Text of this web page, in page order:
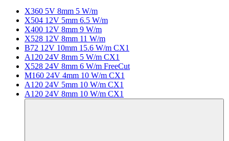
X360 5V 8mm 5 W/m
X504 12V 5mm 6.5 W/m
X400 12V 8mm 9 W/m
X528 12V 8mm 11 W/m
B72 12V 10mm 15.6 W/m CX1
A120 24V 8mm 5 W/m CX1
X528 24V 8mm 6 W/m FreeCut
M160 24V 4mm 10 W/m CX1
A120 24V 5mm 10 W/m CX1
A120 24V 8mm 10 W/m CX1